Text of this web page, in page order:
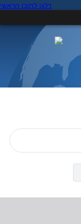
דלגו לתוכן הראשי